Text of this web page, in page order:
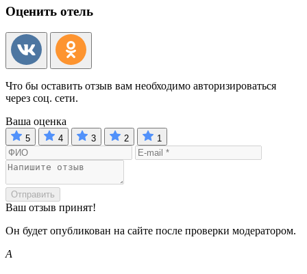
Оценить отель
Что бы оставить отзыв вам необходимо авторизироваться
через соц. сети.
Ваша оценка
5 4 3 2 1
Отправить
Ваш отзыв принят!
Он будет опубликован на сайте после проверки модератором.
А